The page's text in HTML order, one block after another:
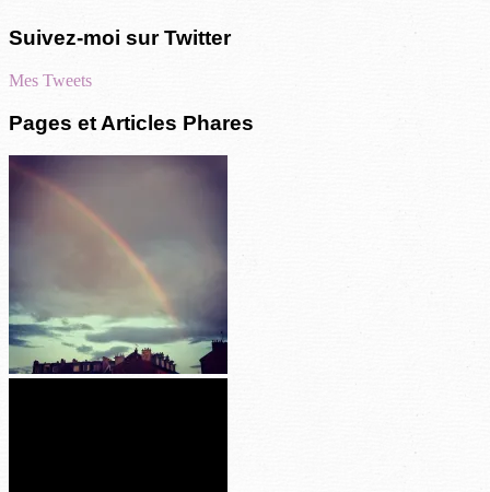
Suivez-moi sur Twitter
Mes Tweets
Pages et Articles Phares